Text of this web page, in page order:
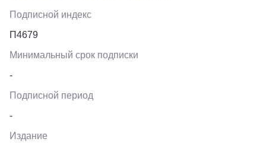
Подписной индекс
П4679
Минимальный срок подписки
-
Подписной период
-
Издание